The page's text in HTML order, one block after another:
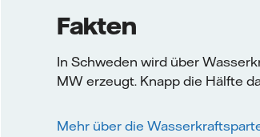
Fakten
In Schweden wird über
MW erzeugt. Knapp die Hälfte
Mehr über die